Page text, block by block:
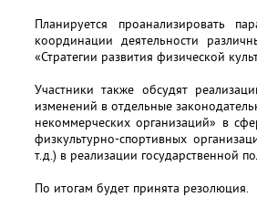
Планируется проанализировать
координации деятельности
«Стратегии развития физической
Участники также обсудят
изменений в отдельные
некоммерческих организаций» в
физкультурно-спортивных
т.д.) в реализации государственной
По итогам будет принята резолюция.